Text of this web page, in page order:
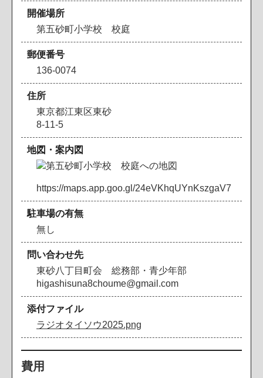
開催場所
第五砂町小学校 校庭
郵便番号
136-0074
住所
東京都江東区東砂
8-11-5
地図・案内図
https://maps.app.goo.gl/24eVKhqUYnKszgaV7
駐車場の有無
無し
問い合わせ先
東砂八丁目町会 総務部・青少年部
higashisuna8choume@gmail.com
添付ファイル
ラジオタイソウ2025.png
費用